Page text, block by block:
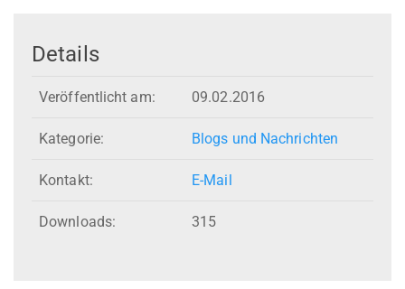
Details
Veröffentlicht am: 09.02.2016
Kategorie: Blogs und Nachrichten
Kontakt: E-Mail
Downloads: 315